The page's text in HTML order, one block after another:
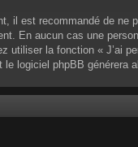
il est recommandé de
En aucun cas une
la fonction « J’ai
logiciel phpBB